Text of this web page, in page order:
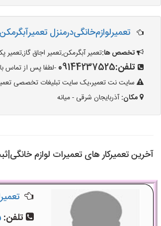
تعمیر‌لوازم‌‌خانگی‌در‌منزل‌
تخصص ها:تعمیر آبگرمکن,تعمیر اجاق
تلفن:09144237525 -لطفا پس از تماس با
سایت نت تعمیر،یک سایت تبلیغات تخصصی
مکان:آذربایجان شرقی - میانه
آخرین تعمیرکار های تعمیرات لوازم
تلفن: